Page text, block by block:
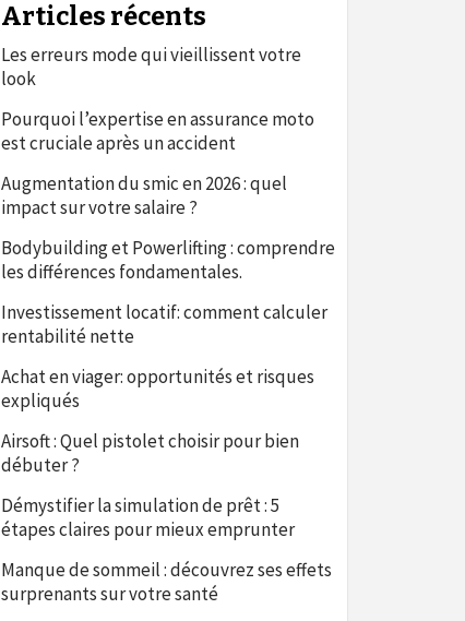
Articles récents
Les erreurs mode qui vieillissent votre
look
Pourquoi l’expertise en assurance moto
est cruciale après un accident
Augmentation du smic en 2026 : quel
impact sur votre salaire ?
Bodybuilding et Powerlifting : comprendre
les différences fondamentales.
Investissement locatif: comment calculer
rentabilité nette
Achat en viager: opportunités et risques
expliqués
Airsoft : Quel pistolet choisir pour bien
débuter ?
Démystifier la simulation de prêt : 5
étapes claires pour mieux emprunter
Manque de sommeil : découvrez ses effets
surprenants sur votre santé